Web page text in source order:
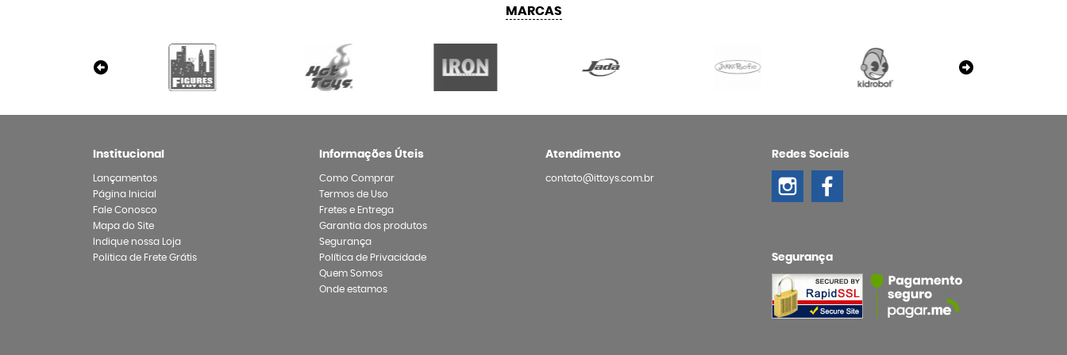
MARCAS
Institucional
Lançamentos
Página Inicial
Fale Conosco
Mapa do Site
Indique nossa Loja
Politica de Frete Grátis
Informações Úteis
Como Comprar
Termos de Uso
Fretes e Entrega
Garantia dos produtos
Segurança
Política de Privacidade
Quem Somos
Onde estamos
Atendimento
contato@ittoys.com.br
Redes Sociais
Segurança